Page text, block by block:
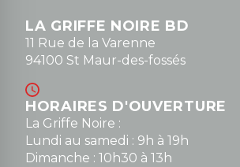
LA GRIFFE NOIRE BD
11 Rue de la Varenne
94100 St Maur-des-fossés
HORAIRES D'OUVERTURE
La Griffe Noire :
Lundi au samedi : 9h à 19h
Dimanche : 10h30 à 13h